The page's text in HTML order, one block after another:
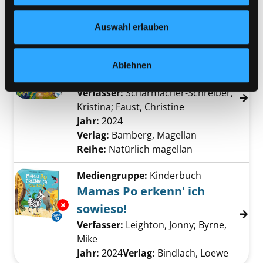
Nähere Informationen finden Sie in unserer
Auswahl erlauben
Ablehnen
Jahr:2016
Verlag:
Berlin, Insel Verlag
Exemplar-Details von Der kleine Waldelefant
Mediengruppe:Kinderbuch
Der kleine Waldelefant
Verfasser:Scharmacher-Schreiber,
Kristina; Faust, Christine
Jahr: 2024
Verlag: Bamberg, Magellan
Reihe: Natürlich magellan
Exemplar-Details von Mamas Po erkenn' ich
Mediengruppe: Kinderbuch
Mamas Po erkenn' ich
sowieso!
Verfasser: Leighton, Jonny; Byrne,
Mike
Jahr: 2024Verlag: Bindlach, Loewe